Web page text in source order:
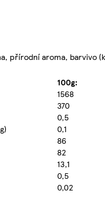
přírodní aroma, barvivo
100g:
1568
370
0,5
0,1
86
82
13,1
0,5
0,02